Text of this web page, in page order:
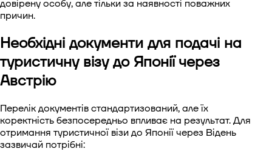
довірену особу, але тільки за наявності поважних
причин.
Необхідні документи для подачі на
туристичну візу до Японії через
Австрію
Перелік документів стандартизований, але їх
коректність безпосередньо впливає на результат. Для
отримання туристичної візи до Японії через Відень
зазвичай потрібні: